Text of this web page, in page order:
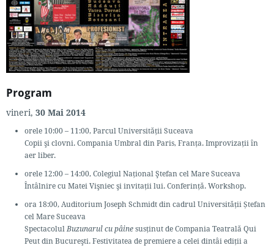
Program
vineri, 30 Mai 2014
orele 10:00 – 11:00, Parcul Universităţii Suceava
Copii şi clovni. Compania Umbral din Paris, Franţa. Improvizaţii în
aer liber.
orele 12:00 – 14:00, Colegiul Naţional Ştefan cel Mare Suceava
Întâlnire cu Matei Vişniec şi invitaţii lui. Conferinţă. Workshop.
ora 18:00, Auditorium Joseph Schmidt din cadrul Universității Ștefan
cel Mare Suceava
Spectacolul Buzunarul cu pâine susţinut de Compania Teatrală Qui
Peut din Bucureşti. Festivitatea de premiere a celei dintâi ediţii a